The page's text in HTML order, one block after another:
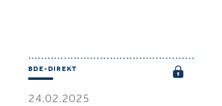
BDE-DIREKT
24.02.2025